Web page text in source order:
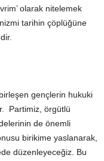
olarak nitelemek
tarihin çöplüğüne
gençlerin hukuki
Partimiz, örgütlü
de önemli
birikime yaslanarak,
düzenleyeceğiz. Bu